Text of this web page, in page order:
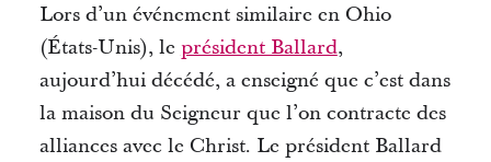
Lors d’un événement similaire en Ohio
(États-Unis), leprésident Ballard,
aujourd’hui décédé, a enseigné que c’est dans
la maison du Seigneur que l’on contracte des
alliances avec le Christ. Le président Ballard